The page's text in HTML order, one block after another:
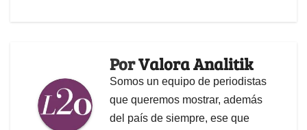
PorValora Analitik
Somos un equipo de periodistas
que queremos mostrar, además
del país de siempre, ese que